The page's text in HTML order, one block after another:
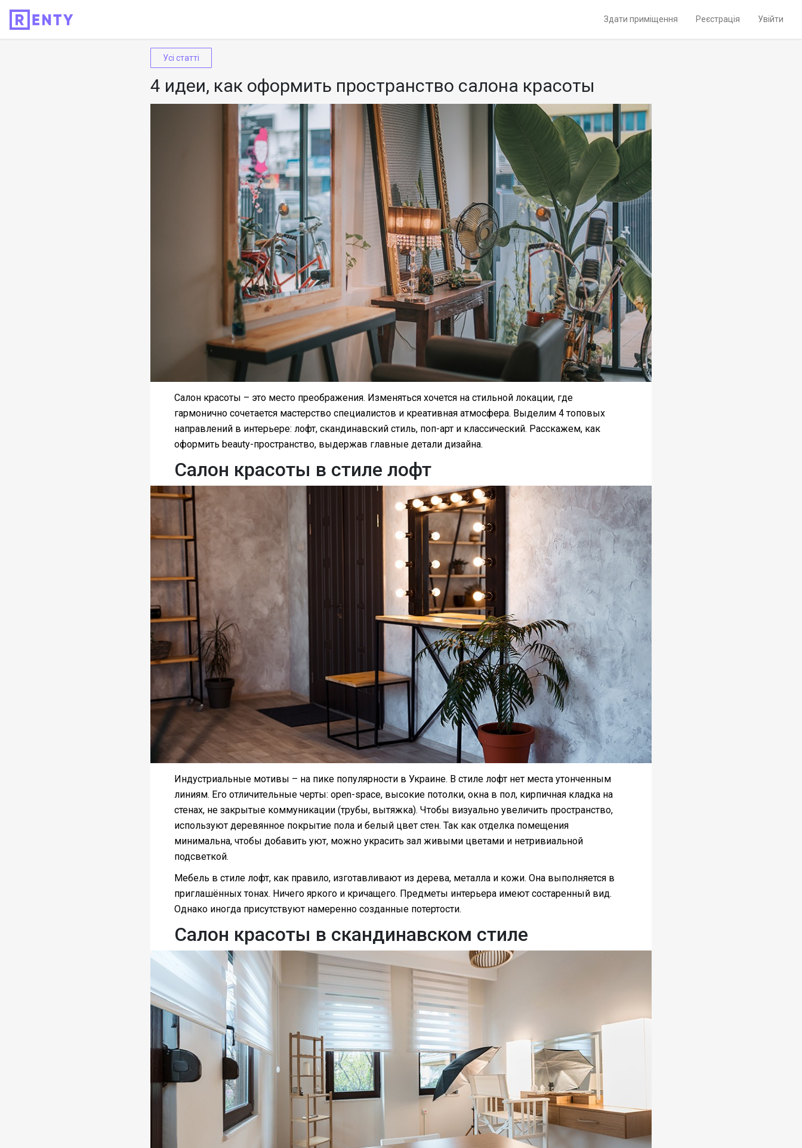
Здати приміщення Реєстрація Увійти
Усі статті
4 идеи, как оформить пространство салона красоты
Салон красоты – это место преображения. Изменяться хочется на стильной локации, где
гармонично сочетается мастерство специалистов и креативная атмосфера. Выделим 4 топовых
направлений в интерьере: лофт, скандинавский стиль, поп-арт и классический. Расскажем, как
оформить beauty-пространство, выдержав главные детали дизайна.
Салон красоты в стиле лофт
Индустриальные мотивы – на пике популярности в Украине. В стиле лофт нет места утонченным
линиям. Его отличительные черты: open-space, высокие потолки, окна в пол, кирпичная кладка на
стенах, не закрытые коммуникации (трубы, вытяжка). Чтобы визуально увеличить пространство,
используют деревянное покрытие пола и белый цвет стен. Так как отделка помещения
минимальна, чтобы добавить уют, можно украсить зал живыми цветами и нетривиальной
подсветкой.
Мебель в стиле лофт, как правило, изготавливают из дерева, металла и кожи. Она выполняется в
приглашённых тонах. Ничего яркого и кричащего. Предметы интерьера имеют состаренный вид.
Однако иногда присутствуют намеренно созданные потертости.
Салон красоты в скандинавском стиле